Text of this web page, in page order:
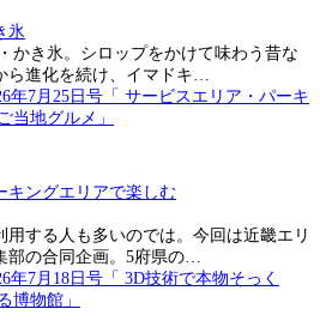
氷
かき氷。シロップをかけて味わう昔な
ら進化を続け、イマドキ…
キングエリアで楽しむ
用する人も多いのでは。今回は近畿エリ
部の合同企画。5府県の…